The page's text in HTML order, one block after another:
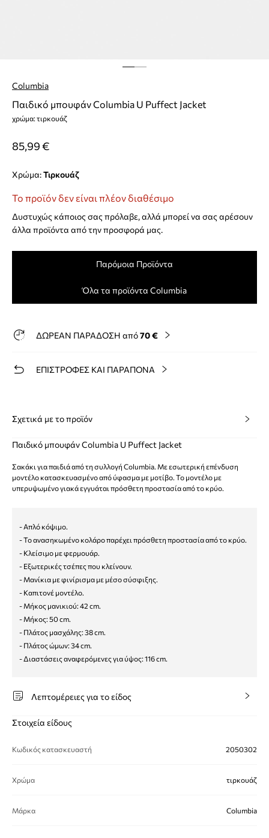
Columbia
Παιδικό μπουφάν Columbia U Puffect Jacket
χρώμα: τιρκουάζ
85,99 €
Χρώμα: τιρκουάζ
Το προϊόν δεν είναι πλέον διαθέσιμο
Δυστυχώς κάποιος σας πρόλαβε, αλλά μπορεί να σας αρέσουν
άλλα προϊόντα από την προσφορά μας.
Παρόμοια Προϊόντα
Όλα τα προϊόντα Columbia
ΔΩΡΕΑΝ ΠΑΡΑΔΟΣΗ από70 €
ΕΠΙΣΤΡΟΦΕΣ ΚΑΙ ΠΑΡΑΠΟΝΑ
Σχετικά με το προϊόν
Παιδικό μπουφάν Columbia U Puffect Jacket
Σακάκι για παιδιά από τη συλλογή Columbia. Με εσωτερική επένδυση
μοντέλο κατασκευασμένο από ύφασμα με μοτίβο. Το μοντέλο με
υπερυψωμένο γιακά εγγυάται πρόσθετη προστασία από το κρύο.
- Απλό κόψιμο.
- Το ανασηκωμένο κολάρο παρέχει πρόσθετη προστασία από το κρύο.
- Κλείσιμο με φερμουάρ.
- Εξωτερικές τσέπες που κλείνουν.
- Μανίκια με φινίρισμα με μέσο σύσφιξης.
- Καπιτονέ μοντέλο.
- Μήκος μανικιού: 42 cm.
- Μήκος: 50 cm.
- Πλάτος μασχάλης: 38 cm.
- Πλάτος ώμων: 34 cm.
- Διαστάσεις αναφερόμενες για ύψος: 116 cm.
Λεπτομέρειες για το είδος
Στοιχεία είδους
Κωδικός κατασκευαστή 2050302
Χρώμα τιρκουάζ
Μάρκα Columbia